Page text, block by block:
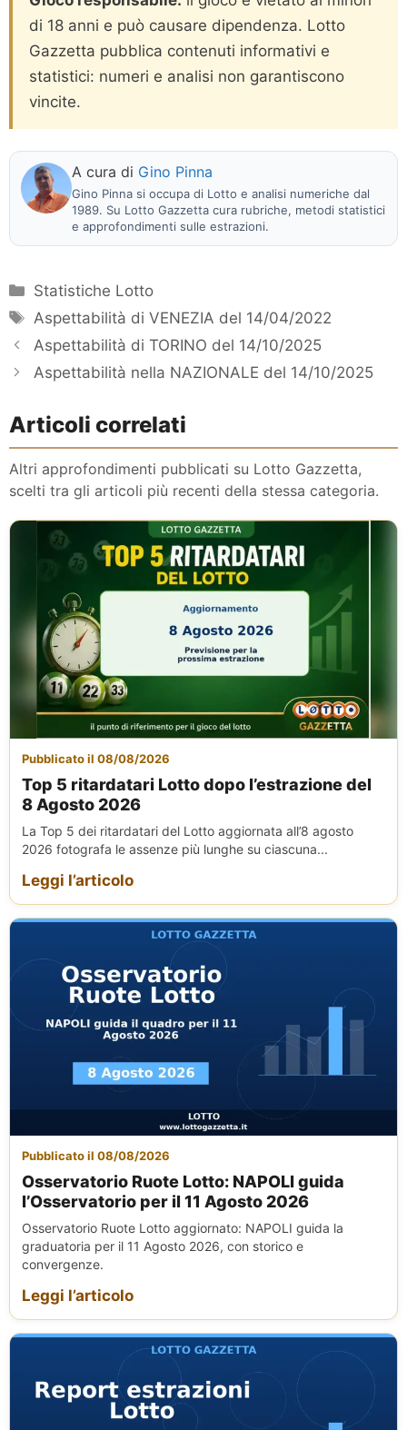
di 18 anni e può causare dipendenza. Lotto
Gazzetta pubblica contenuti informativi e
statistici: numeri e analisi non garantiscono
vincite.
A cura di Gino Pinna
Gino Pinna si occupa di Lotto e analisi numeriche dal
1989. Su Lotto Gazzetta cura rubriche, metodi statistici
e approfondimenti sulle estrazioni.
Categorie
Statistiche Lotto
Tag
Aspettabilità di VENEZIA del 14/04/2022
Aspettabilità di TORINO del 14/10/2025
Aspettabilità nella NAZIONALE del 14/10/2025
Articoli correlati
Altri approfondimenti pubblicati su Lotto Gazzetta,
scelti tra gli articoli più recenti della stessa categoria.
Pubblicato il 08/08/2026
Top 5 ritardatari Lotto dopo l’estrazione del
8 Agosto 2026
La Top 5 dei ritardatari del Lotto aggiornata all’8 agosto
2026 fotografa le assenze più lunghe su ciascuna...
Leggi l’articolo
Pubblicato il 08/08/2026
Osservatorio Ruote Lotto: NAPOLI guida
l’Osservatorio per il 11 Agosto 2026
Osservatorio Ruote Lotto aggiornato: NAPOLI guida la
graduatoria per il 11 Agosto 2026, con storico e
convergenze.
Leggi l’articolo